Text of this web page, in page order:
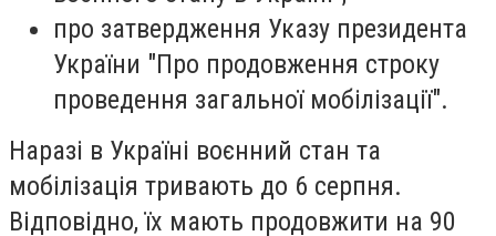
про затвердження Указу президента
України "Про продовження строку
проведення загальної мобілізації".
Наразі в Україні воєнний стан та
мобілізація тривають до 6 серпня.
Відповідно, їх мають продовжити на 90